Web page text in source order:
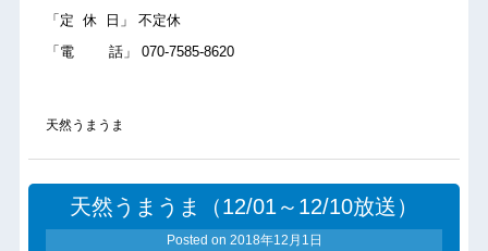
「定 休 日」 不定休
「電 話」 070-7585-8620
天然うまうま
天然うまうま（12/01～12/10放送）
Posted on 2018年12月1日